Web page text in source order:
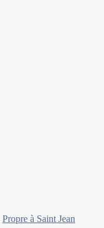
Propre à Saint Jean